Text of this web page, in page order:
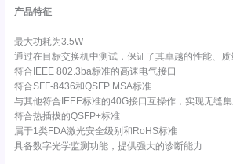
产品特征
最大功耗为3.5W
通过在目标交换机中测试，保证了其卓越的性能、质
符合IEEE 802.3ba标准的高速电气接口
符合SFF-8436和QSFP MSA标准
与其他符合IEEE标准的40G接口互操作，实现无缝
符合热插拔的QSFP+标准
属于1类FDA激光安全级别和RoHS标准
具备数字光学监测功能，提供强大的诊断能力